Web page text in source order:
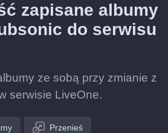
zapisane albumy
do serwisu
ze sobą przy zmianie z
serwisie LiveOne.
Przenieś